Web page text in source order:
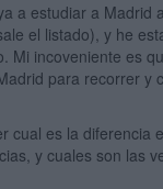
a estudiar a Madrid
el listado), y he
Mi incoveniente es
para recorrer y
cual es la diferencia
y cuales son las